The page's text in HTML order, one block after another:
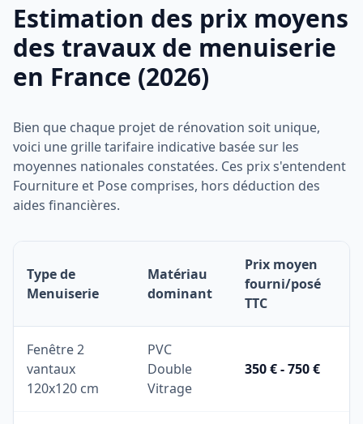
Estimation des prix moyens
des travaux de menuiserie
en France (2026)
Bien que chaque projet de rénovation soit unique,
voici une grille tarifaire indicative basée sur les
moyennes nationales constatées. Ces prix s'entendent
Fourniture et Pose comprises, hors déduction des
aides financières.
Type de
Menuiserie
Matériau
dominant
Prix moyen
fourni/posé
TTC
Fenêtre 2
vantaux
120x120 cm
PVC
Double
Vitrage
350 € - 750 €